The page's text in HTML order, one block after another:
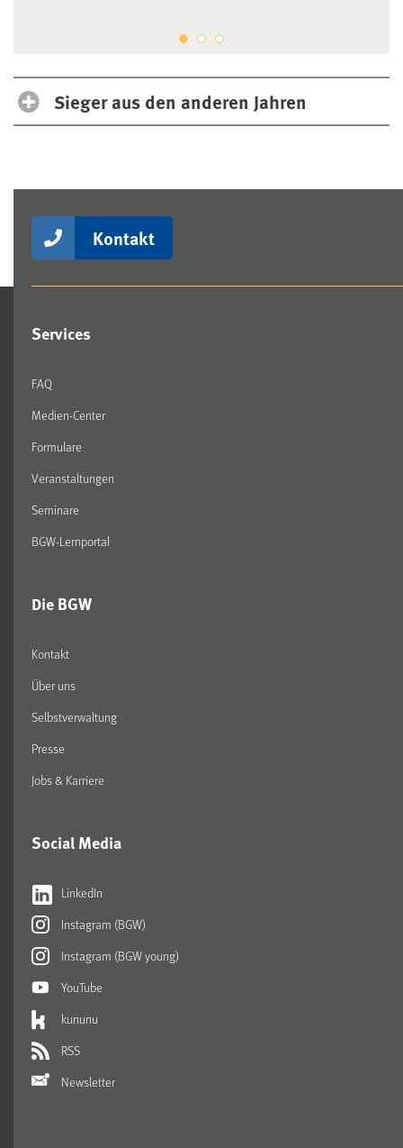
Sieger aus den anderen Jahren
Kontakt
Services
FAQ
Medien-Center
Formulare
Veranstaltungen
Seminare
BGW-Lernportal
Die BGW
Kontakt
Über uns
Selbstverwaltung
Presse
Jobs & Karriere
Social Media
LinkedIn
Instagram (BGW)
Instagram (BGW young)
YouTube
kununu
RSS
Newsletter